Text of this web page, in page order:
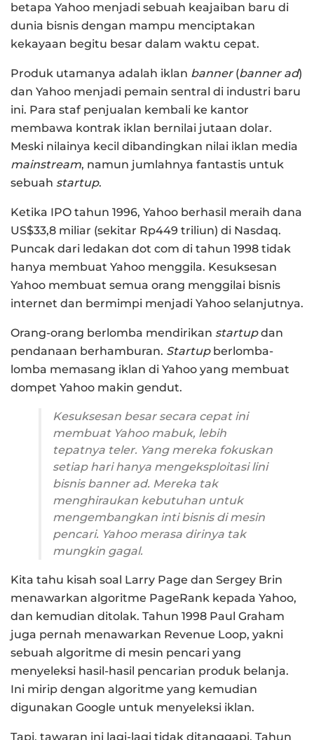
betapa Yahoo menjadi sebuah keajaiban baru di
dunia bisnis dengan mampu menciptakan
kekayaan begitu besar dalam waktu cepat.
Produk utamanya adalah iklan banner(banner ad)
dan Yahoo menjadi pemain sentral di industri baru
ini. Para staf penjualan kembali ke kantor
membawa kontrak iklan bernilai jutaan dolar.
Meski nilainya kecil dibandingkan nilai iklan media
mainstream, namun jumlahnya fantastis untuk
sebuah startup.
Ketika IPO tahun 1996, Yahoo berhasil meraih dana
US$33,8 miliar (sekitar Rp449 triliun) di Nasdaq.
Puncak dari ledakan dot com di tahun 1998 tidak
hanya membuat Yahoo menggila. Kesuksesan
Yahoo membuat semua orang menggilai bisnis
internet dan bermimpi menjadi Yahoo selanjutnya.
Orang-orang berlomba mendirikan startupdan
pendanaan berhamburan. Startupberlomba-
lomba memasang iklan di Yahoo yang membuat
dompet Yahoo makin gendut.
Kesuksesan besar secara cepat ini
membuat Yahoo mabuk, lebih
tepatnya teler. Yang mereka fokuskan
setiap hari hanya mengeksploitasi lini
bisnis banner ad. Mereka tak
menghiraukan kebutuhan untuk
mengembangkan inti bisnis di mesin
pencari. Yahoo merasa dirinya tak
mungkin gagal.
Kita tahu kisah soal Larry Page dan Sergey Brin
menawarkan algoritme PageRank kepada Yahoo,
dan kemudian ditolak. Tahun 1998 Paul Graham
juga pernah menawarkan Revenue Loop, yakni
sebuah algoritme di mesin pencari yang
menyeleksi hasil-hasil pencarian produk belanja.
Ini mirip dengan algoritme yang kemudian
digunakan Google untuk menyeleksi iklan.
Tapi, tawaran ini lagi-lagi tidak ditanggapi. Tahun